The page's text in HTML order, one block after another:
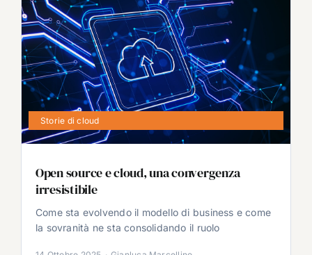
Storie di cloud
Open source e cloud, una convergenza
irresistibile
Come sta evolvendo il modello di business e come
la sovranità ne sta consolidando il ruolo